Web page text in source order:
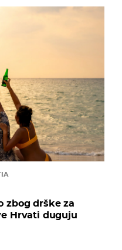
zbog drške za
Hrvati duguju